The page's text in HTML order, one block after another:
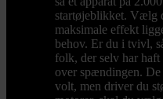
startøjeblikket. Vælg
maksimale effekt
behov. Er du i tvivl,
folk, der selv har
over spændingen.
volt, men driver du